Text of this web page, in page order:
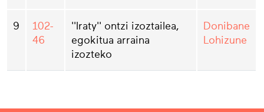
9
102-
46
''Iraty'' ontzi izoztailea,
egokitua arraina
izozteko
Donibane
Lohizune